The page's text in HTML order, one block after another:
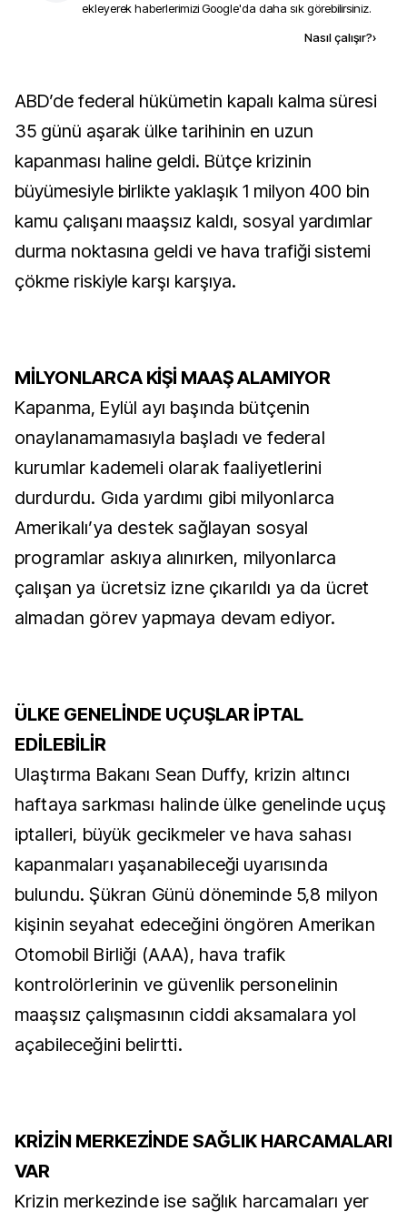
ekleyerek haberlerimizi Google'da daha sık görebilirsiniz.
Nasıl çalışır?›
ABD’de federal hükümetin kapalı kalma süresi
35 günü aşarak ülke tarihinin en uzun
kapanması haline geldi. Bütçe krizinin
büyümesiyle birlikte yaklaşık 1 milyon 400 bin
kamu çalışanı maaşsız kaldı, sosyal yardımlar
durma noktasına geldi ve hava trafiği sistemi
çökme riskiyle karşı karşıya.
MİLYONLARCA KİŞİ MAAŞ ALAMIYOR
Kapanma, Eylül ayı başında bütçenin
onaylanamamasıyla başladı ve federal
kurumlar kademeli olarak faaliyetlerini
durdurdu. Gıda yardımı gibi milyonlarca
Amerikalı’ya destek sağlayan sosyal
programlar askıya alınırken, milyonlarca
çalışan ya ücretsiz izne çıkarıldı ya da ücret
almadan görev yapmaya devam ediyor.
ÜLKE GENELİNDE UÇUŞLAR İPTAL
EDİLEBİLİR
Ulaştırma Bakanı Sean Duffy, krizin altıncı
haftaya sarkması halinde ülke genelinde uçuş
iptalleri, büyük gecikmeler ve hava sahası
kapanmaları yaşanabileceği uyarısında
bulundu. Şükran Günü döneminde 5,8 milyon
kişinin seyahat edeceğini öngören Amerikan
Otomobil Birliği (AAA), hava trafik
kontrolörlerinin ve güvenlik personelinin
maaşsız çalışmasının ciddi aksamalara yol
açabileceğini belirtti.
KRİZİN MERKEZİNDE SAĞLIK HARCAMALARI
VAR
Krizin merkezinde ise sağlık harcamaları yer